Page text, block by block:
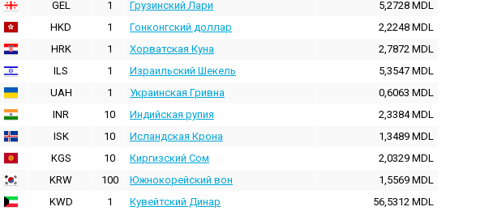
GEL
1 Грузинский Лари 5,2728 MDL
HKD
1 Гонконгский доллаp 2,2248 MDL
HRK
1 Хорватская Куна 2,7872 MDL
ILS
1 Израильский Шекель 5,3547 MDL
UAH
1 Украинская Гривна 0,6063 MDL
INR
10 Индийская pупия 2,3384MDL
ISK
10 Исландская Крона 1,3489 MDL
KGS
10 Киргизский Сом 2,0329 MDL
KRW
100 Южнокорейский вон 1,5569 MDL
KWD
1 Кувейтский Динар 56,5312 MDL